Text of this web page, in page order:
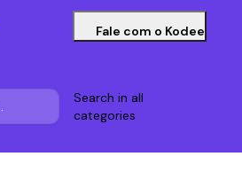
Fale com o Kodee
Search in all
categories